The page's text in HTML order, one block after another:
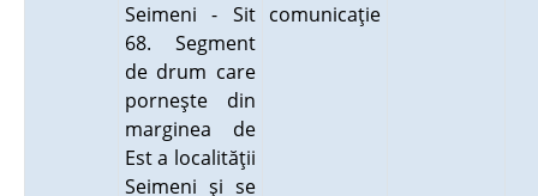
Seimeni - Sit
68. Segment
de drum care
porneşte din
marginea de
Est a localităţii
Seimeni şi se
comunicaţie